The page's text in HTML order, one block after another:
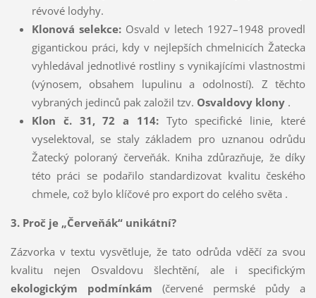
révové lodyhy.
Klonová selekce: Osvald v letech 1927–1948 provedl
gigantickou práci, kdy v nejlepších chmelnicích Žatecka
vyhledával jednotlivé rostliny s vynikajícími vlastnostmi
(výnosem, obsahem lupulinu a odolností). Z těchto
vybraných jedinců pak založil tzv. Osvaldovy klony.
Klon č. 31, 72 a 114:Tyto specifické linie, které
vyselektoval, se staly základem pro uznanou odrůdu
Žatecký poloraný červeňák. Kniha zdůrazňuje, že díky
této práci se podařilo standardizovat kvalitu českého
chmele, což bylo klíčové pro export do celého světa .
3. Proč je „Červeňák“ unikátní?
Zázvorka v textu vysvětluje, že tato odrůda vděčí za svou
kvalitu nejen Osvaldovu šlechtění, ale i specifickým
ekologickým podmínkám (červené permské půdy a